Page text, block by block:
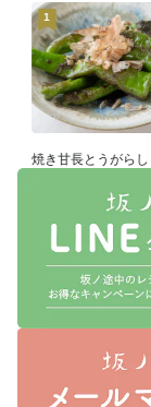
1
焼き甘長とうがらし